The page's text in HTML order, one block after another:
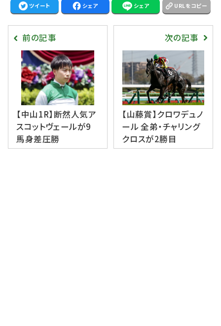
ツイート シェア シェア URLをコピー
前の記事
【中山1R】断然人気ア
スコットヴェールが9
馬身差圧勝
次の記事
【山藤賞】クロワデュノ
ール 全弟・チャリング
クロスが2勝目